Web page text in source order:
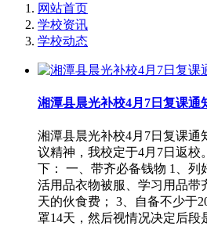
网站首页
学校资讯
学校动态
湘潭县晨光补校4月7日复课通
湘潭县晨光补校4月7日复课通
议精神，我校定于4月7日返校
下： 一、带齐必备钱物 1、列
活用品衣物被服、学习用品带
天的伙食费； 3、自备不少于
罩14天，然后视情况决定后段